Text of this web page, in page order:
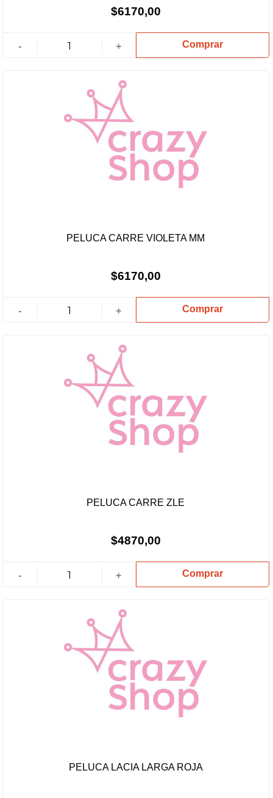
$6170,00
- + Comprar
PELUCA CARRE VIOLETA MM
$6170,00
- + Comprar
PELUCA CARRE ZLE
$4870,00
- + Comprar
PELUCA LACIA LARGA ROJA